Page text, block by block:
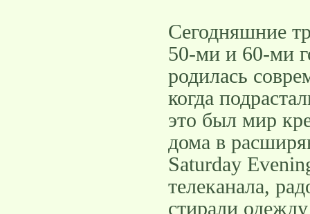
Сегодняшние
50-ми и 60-ми
родилась
когда
это был мир
дома в
Saturday
телеканала,
стирали